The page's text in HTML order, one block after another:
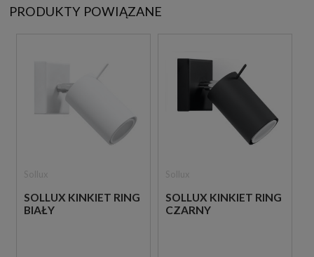
PRODUKTY POWIĄZANE
SOLLUX KINKIET RING
BIAŁY
SOLLUX KINKIET RING
CZARNY